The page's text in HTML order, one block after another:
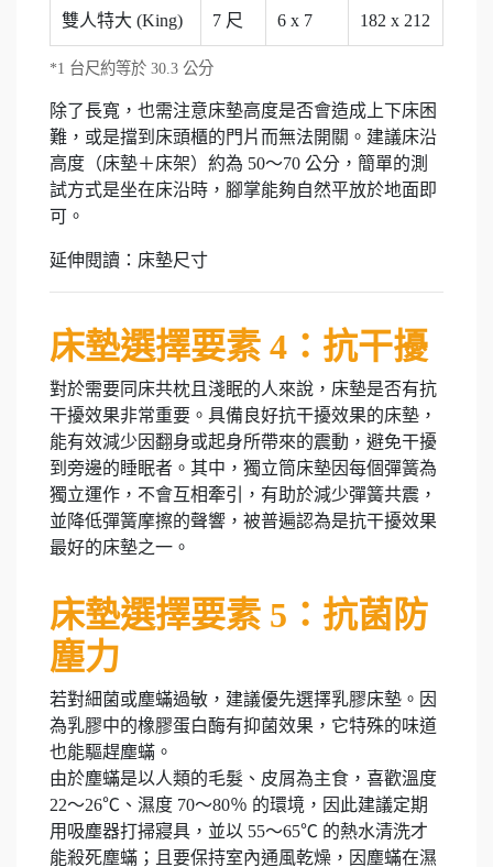
雙人特大 (King) 7 尺 6 x 7 182 x 212
*1 台尺約等於 30.3 公分
除了長寬，也需注意床墊高度是否會造成上下床困
難，或是擋到床頭櫃的門片而無法開關。建議床沿
高度（床墊＋床架）約為 50～70 公分，簡單的測
試方式是坐在床沿時，腳掌能夠自然平放於地面即
可。
延伸閱讀：床墊尺寸
床墊選擇要素 4：抗干擾
對於需要同床共枕且淺眠的人來說，床墊是否有抗
干擾效果非常重要。具備良好抗干擾效果的床墊，
能有效減少因翻身或起身所帶來的震動，避免干擾
到旁邊的睡眠者。其中，獨立筒床墊因每個彈簧為
獨立運作，不會互相牽引，有助於減少彈簧共震，
並降低彈簧摩擦的聲響，被普遍認為是抗干擾效果
最好的床墊之一。
床墊選擇要素 5：抗菌防
塵力
若對細菌或塵蟎過敏，建議優先選擇乳膠床墊。因
為乳膠中的橡膠蛋白酶有抑菌效果，它特殊的味道
也能驅趕塵蟎。
由於塵蟎是以人類的毛髮、皮屑為主食，喜歡溫度
22～26℃、濕度 70～80％ 的環境，因此建議定期
用吸塵器打掃寢具，並以 55～65℃ 的熱水清洗才
能殺死塵蟎；且要保持室內通風乾燥，因塵蟎在濕